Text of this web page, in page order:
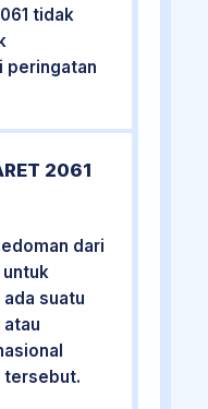
tidak
peringatan
2061
dari
suatu
tersebut.